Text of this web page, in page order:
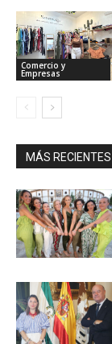
Comercio y
Empresas
MÁS RECIENTES